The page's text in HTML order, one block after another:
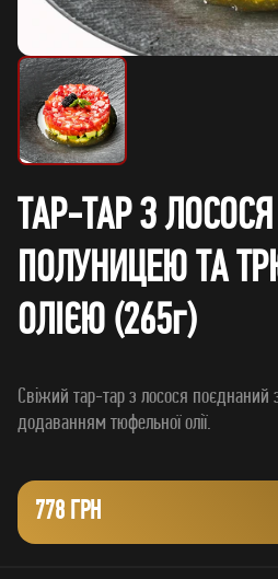
ТАР-ТАР З
ПОЛУНИЦЕЮ ТА
ОЛІЄЮ (265г)
Свіжий тар-тар з лосося поєднаний
778 ГРН